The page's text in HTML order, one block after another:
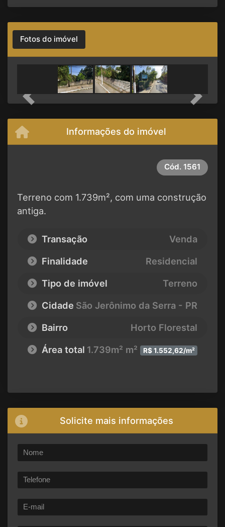
Fotos do imóvel
Previous Next
Informações do imóvel
Cód. 1561
Terreno com 1.739m², com uma construção
antiga.
Transação
Venda
Finalidade
Residencial
Tipo de imóvel
Terreno
Cidade São Jerônimo da Serra - PR
Bairro
Horto Florestal
Área total 1.739m² m² R$ 1.552,62/m²
Solicite mais informações